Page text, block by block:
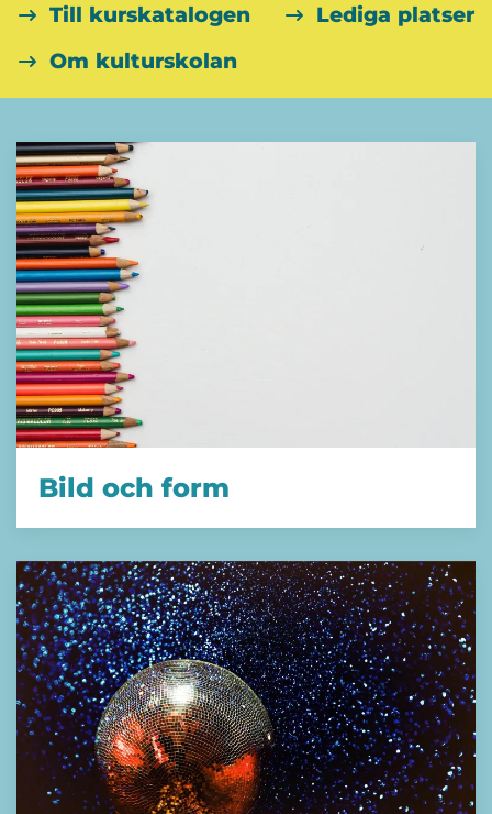
Till kurskatalogen
Lediga platser
Om kulturskolan
Bild och form